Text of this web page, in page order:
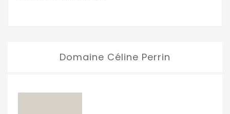
Domaine Céline Perrin